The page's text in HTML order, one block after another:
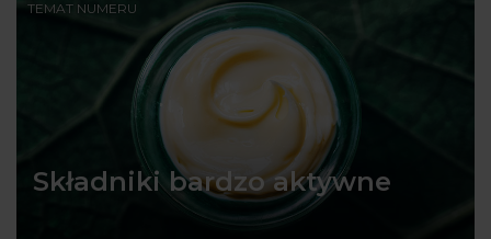
TEMAT NUMERU
Składniki bardzo aktywne